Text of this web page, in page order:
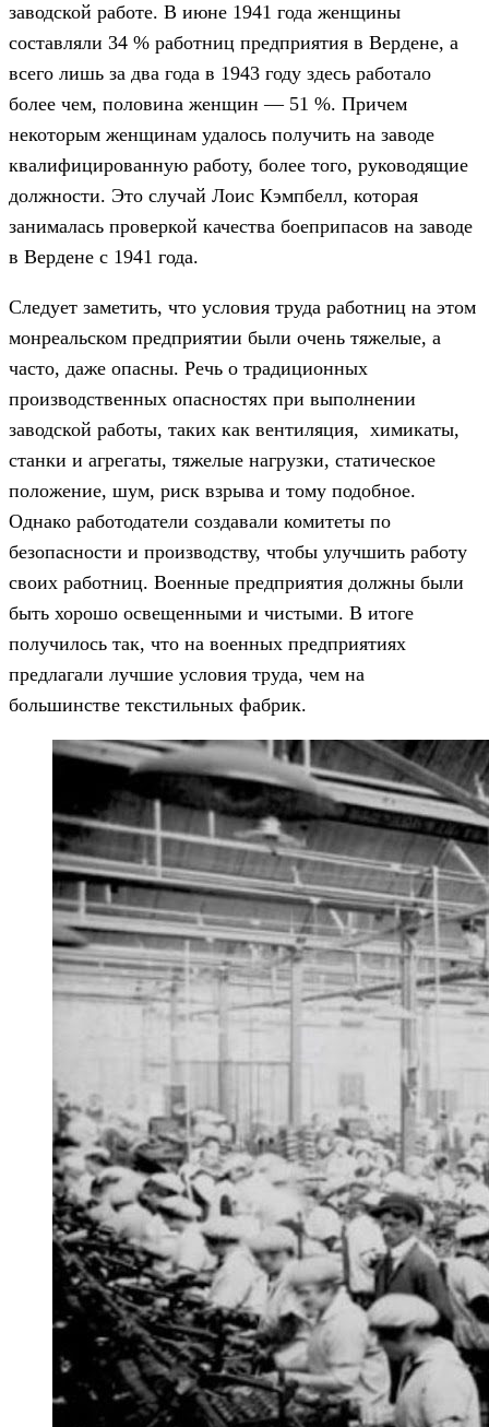
заводской работе. В июне 1941 года женщины
составляли 34 % работниц предприятия в Вердене, а
всего лишь за два года в 1943 году здесь работало
более чем, половина женщин — 51 %. Причем
некоторым женщинам удалось получить на заводе
квалифицированную работу, более того, руководящие
должности. Это случай Лоис Кэмпбелл, которая
занималась проверкой качества боеприпасов на заводе
в Вердене с 1941 года.
Следует заметить, что условия труда работниц на этом
монреальском предприятии были очень тяжелые, а
часто, даже опасны. Речь о традиционных
производственных опасностях при выполнении
заводской работы, таких как вентиляция, химикаты,
станки и агрегаты, тяжелые нагрузки, статическое
положение, шум, риск взрыва и тому подобное.
Однако работодатели создавали комитеты по
безопасности и производству, чтобы улучшить работу
своих работниц. Военные предприятия должны были
быть хорошо освещенными и чистыми. В итоге
получилось так, что на военных предприятиях
предлагали лучшие условия труда, чем на
большинстве текстильных фабрик.